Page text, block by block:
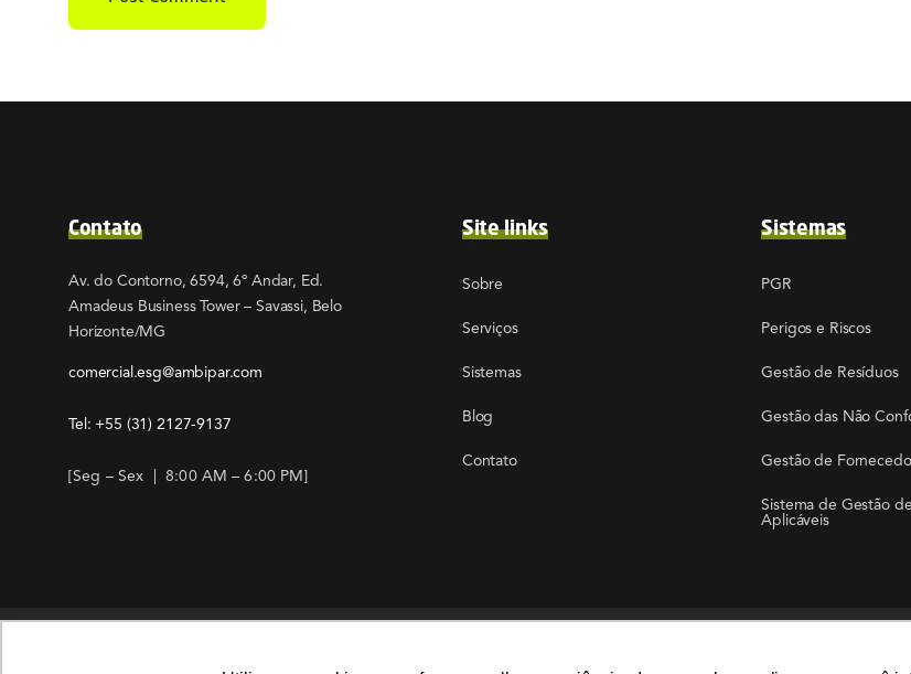
Contato
Av. do Contorno, 6594, 6º Andar, Ed.
Amadeus Business Tower – Savassi, Belo
Horizonte/MG
comercial.esg@ambipar.com
Tel: +55 (31) 2127-9137
[Seg – Sex | 8:00 AM – 6:00 PM]
Site links
Sobre
Serviços
Sistemas
Blog
Contato
Sistemas
PGR
Perigos e Riscos
Gestão de Resíduos
Gestão das Não
Gestão de
Sistema de Gestão
Aplicáveis